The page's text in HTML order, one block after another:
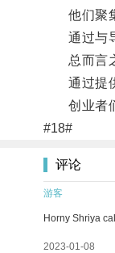
他们聚集
通过与导
总而言之
通过提供
创业者们
#18#
评论
游客
Horny Shriya
2023-01-08